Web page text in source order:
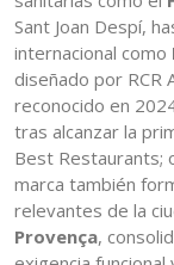
Sant Joan Despí,
internacional como
diseñado por RCR
reconocido en
tras alcanzar la
Best Restaurants;
marca también
relevantes de la
Provença,